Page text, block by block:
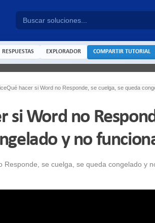
RESPUESTAS EXPLORADOR COMPARTIR TUTORIAL
Qué hacer si Word no Responde, se cuelga, se queda
si Word no
y no
Responde, se cuelga, se queda congelado y